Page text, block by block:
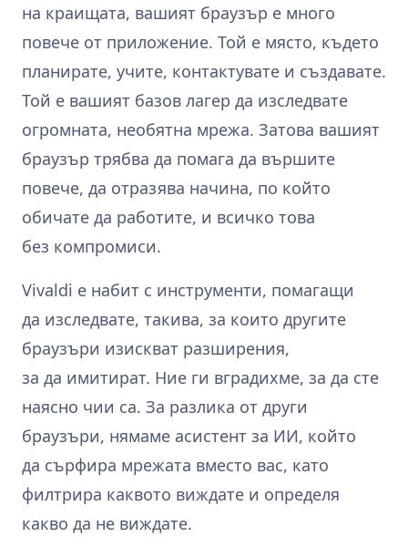
на краищата, вашият браузър е много
повече от приложение. Той е място, където
планирате, учите, контактувате и създавате.
Той е вашият базов лагер да изследвате
огромната, необятна мрежа. Затова вашият
браузър трябва да помага да вършите
повече, да отразява начина, по който
обичате да работите, и всичко това
без компромиси.
Vivaldi е набит с инструменти, помагащи
да изследвате, такива, за които другите
браузъри изискват разширения,
за да имитират. Ние ги вградихме, за да сте
наясно чии са. За разлика от други
браузъри, нямаме асистент за ИИ, който
да сърфира мрежата вместо вас, като
филтрира каквото виждате и определя
какво да не виждате.